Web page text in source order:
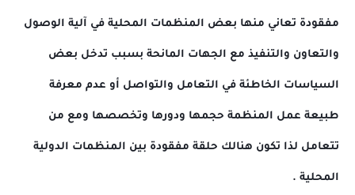
مفقودة تعاني منها بعض المنظمات المحلية في آلية الوصول
والتعاون والتنفيذ مع الجهات المانحة بسبب تدخل بعض
السياسات الخاطئة في التعامل والتواصل أو عدم معرفة
طبيعة عمل المنظمة حجمها ودورها وتخصصها ومع من
تتعامل لذا تكون هنالك حلقة مفقودة بين المنظمات الدولية
المحلية .